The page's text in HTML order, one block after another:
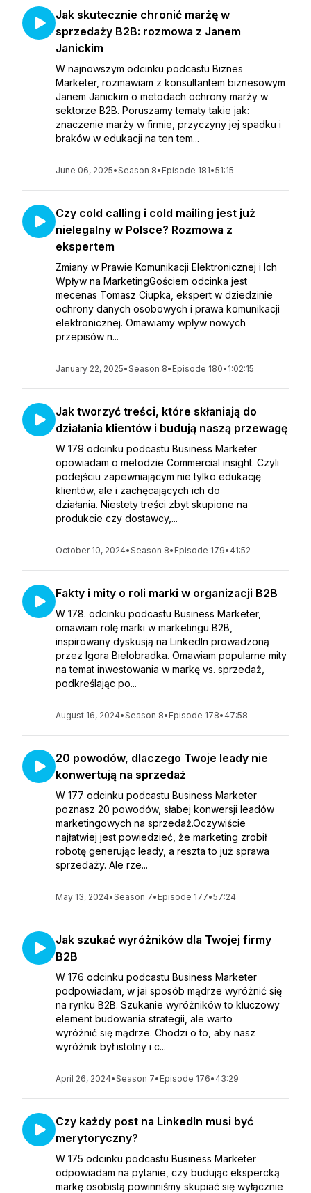
Jak skutecznie chronić marżę w
sprzedaży B2B: rozmowa z Janem
Janickim
W najnowszym odcinku podcastu Biznes
Marketer, rozmawiam z konsultantem biznesowym
Janem Janickim o metodach ochrony marży w
sektorze B2B. Poruszamy tematy takie jak:
znaczenie marży w firmie, przyczyny jej spadku i
braków w edukacji na ten tem...
June 06, 2025•Season 8• Episode 181•51:15
Czy cold calling i cold mailing jest już
nielegalny w Polsce? Rozmowa z
ekspertem
Zmiany w Prawie Komunikacji Elektronicznej i Ich
Wpływ na MarketingGościem odcinka jest
mecenas Tomasz Ciupka, ekspert w dziedzinie
ochrony danych osobowych i prawa komunikacji
elektronicznej. Omawiamy wpływ nowych
przepisów n...
January 22, 2025•Season 8• Episode 180• 1:02:15
Jak tworzyć treści, które skłaniają do
działania klientów i budują naszą przewagę
W 179 odcinku podcastu Business Marketer
opowiadam o metodzie Commercial insight. Czyli
podejściu zapewniającym nie tylko edukację
klientów, ale i zachęcających ich do
działania. Niestety treści zbyt skupione na
produkcie czy dostawcy,...
October 10, 2024•Season 8• Episode 179• 41:52
Fakty i mity o roli marki w organizacji B2B
W 178. odcinku podcastu Business Marketer,
omawiam rolę marki w marketingu B2B,
inspirowany dyskusją na LinkedIn prowadzoną
przez Igora Bielobradka. Omawiam popularne mity
na temat inwestowania w markę vs. sprzedaż,
podkreślając po...
August 16, 2024•Season 8• Episode 178• 47:58
20 powodów, dlaczego Twoje leady nie
konwertują na sprzedaż
W 177 odcinku podcastu Business Marketer
poznasz 20 powodów, słabej konwersji leadów
marketingowych na sprzedaż.Oczywiście
najłatwiej jest powiedzieć, że marketing zrobił
robotę generując leady, a reszta to już sprawa
sprzedaży. Ale rze...
May 13, 2024•Season 7• Episode 177•57:24
Jak szukać wyróżników dla Twojej firmy
B2B
W 176 odcinku podcastu Business Marketer
podpowiadam, w jai sposób mądrze wyróżnić się
na rynku B2B. Szukanie wyróżników to kluczowy
element budowania strategii, ale warto
wyróżnić się mądrze. Chodzi o to, aby nasz
wyróżnik był istotny i c...
April 26, 2024•Season 7• Episode 176• 43:29
Czy każdy post na LinkedIn musi być
merytoryczny?
W 175 odcinku podcastu Business Marketer
odpowiadam na pytanie, czy budując ekspercką
markę osobistą powinniśmy skupiać się wyłącznie